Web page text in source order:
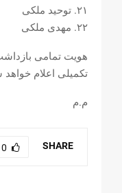
۲۱. توحید ملکی
۲۲. مهدی ملکی
هویت تمامی
تکمیلی اعلام
م.م
SHARE
0